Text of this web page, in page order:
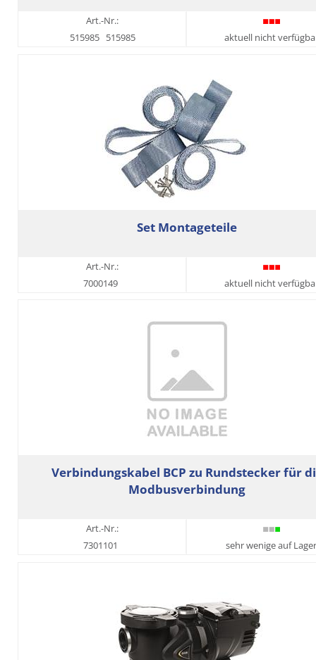
Art.-Nr.:
515985 515985 aktuell nicht
Set Montageteile
Art.-Nr.:
7000149
aktuell nicht
Verbindungskabel BCP zu Rundstecker für
Modbusverbindung
Art.-Nr.:
7301101
sehr wenige auf Lager